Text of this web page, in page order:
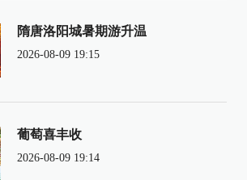
隋唐洛阳城暑期游升温
2026-08-09 19:15
葡萄喜丰收
2026-08-09 19:14